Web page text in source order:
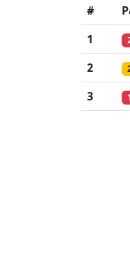
#
1
2
3